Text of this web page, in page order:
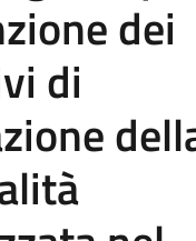
dei
di